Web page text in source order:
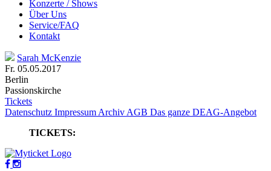
Konzerte / Shows
Über Uns
Service/FAQ
Kontakt
Sarah McKenzie
Fr. 05.05.2017
Berlin
Passionskirche
Tickets
Datenschutz Impressum Archiv AGB Das ganze DEAG-Angebot
TICKETS: